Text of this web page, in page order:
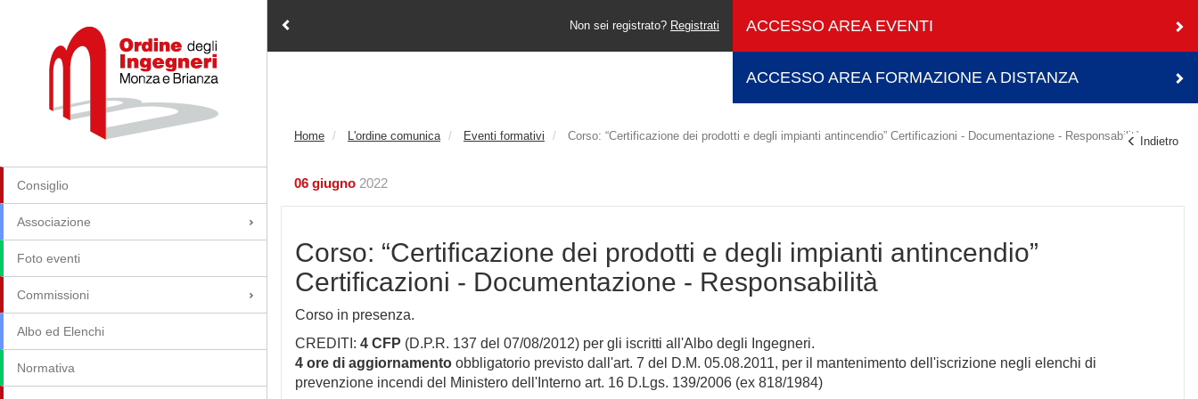
Consiglio
Associazione
Foto eventi
Commissioni
Albo ed Elenchi
Normativa
Non sei registrato? Registrati ACCESSO AREA EVENTI
ACCESSO AREA FORMAZIONE A DISTANZA
Home L'ordine comunica Eventi formativi Corso: “Certificazione dei prodotti e degli impianti antincendio” Certificazioni - Documentazione - Responsabilità
06 giugno 2022
Indietro
Corso: “Certificazione dei prodotti e degli impianti antincendio”
Certificazioni - Documentazione - Responsabilità
Corso in presenza.
CREDITI: 4 CFP (D.P.R. 137 del 07/08/2012) per gli iscritti all'Albo degli Ingegneri.
4 ore di aggiornamento obbligatorio previsto dall'art. 7 del D.M. 05.08.2011, per il mantenimento dell'iscrizione negli elenchi di
prevenzione incendi del Ministero dell'Interno art. 16 D.Lgs. 139/2006 (ex 818/1984)